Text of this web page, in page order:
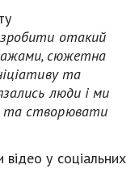
отакий
сюжетна
та
люди і ми
та створювати
у соціальних